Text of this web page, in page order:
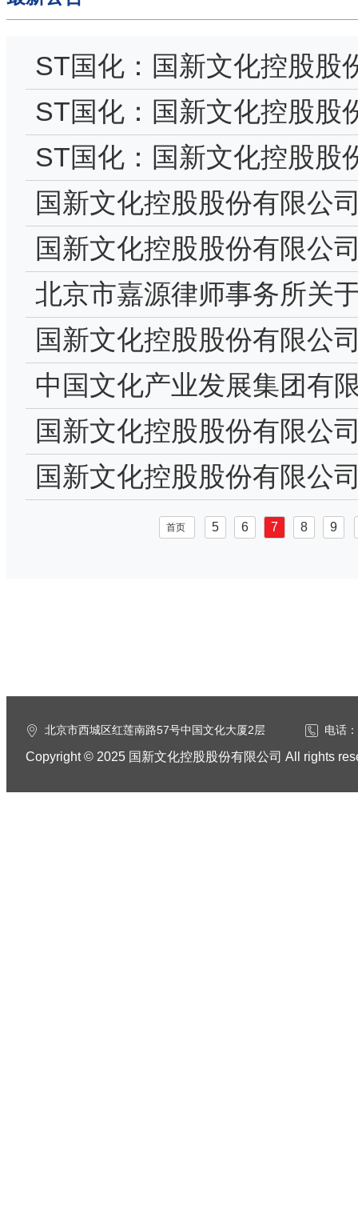
ST国化：国新文化控股股
券交易所《关于国新文化
度报告...
ST国化：国新文化控股股
股东减持股份结果公告
ST国化：国新文化控股股
度业绩预盈公告
国新文化控股股份有限公
实施公告
国新文化控股股份有限公
决议公告
北京市嘉源律师事务所关
限公司2024年年度股东大
国新文化控股股份有限公
告
中国文化产业发展集团有
股股份有限公司股票交易
国新文化控股股份有限公
限责任公司的风险持续评
国新文化控股股份有限公
首页 5 6 7 8 9
北京市西城区红莲南路57号中国文化大厦2层 电话
Copyright © 2025 国新文化控股股份有限公司 All rights